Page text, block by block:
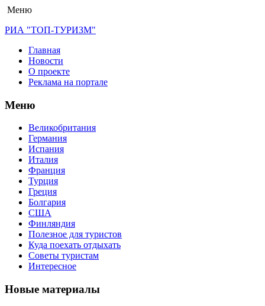
Меню
РИА "ТОП-ТУРИЗМ"
Главная
Новости
О проекте
Реклама на портале
Меню
Великобритания
Германия
Испания
Италия
Франция
Турция
Греция
Болгария
США
Финляндия
Полезное для туристов
Куда поехать отдыхать
Советы туристам
Интересное
Новые материалы